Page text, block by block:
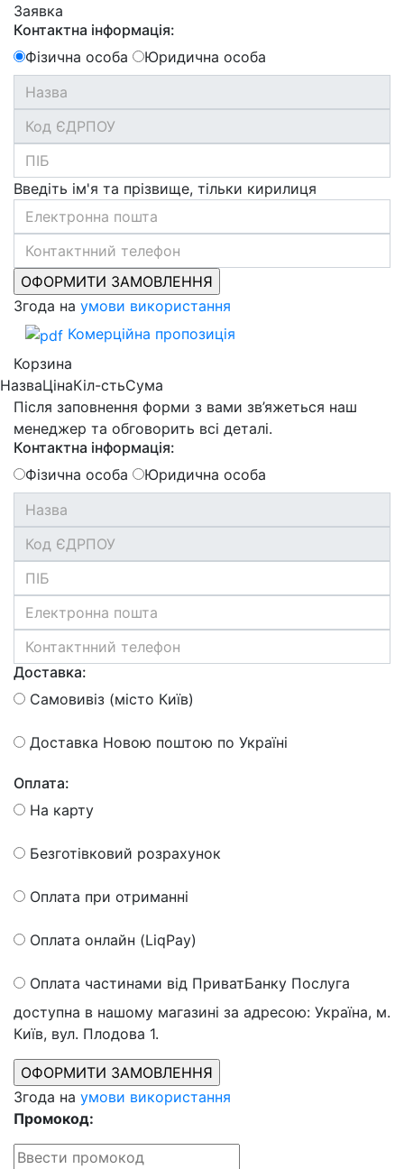
Заявка
Контактна інформація:
Фізична особа
Юридична особа
Введіть ім'я та прізвище, тільки кирилиця
Згода на умови використання
Комерційна пропозиція
Корзина
НазваЦінаКіл-стьСума
Після заповнення форми з вами зв’яжеться наш
менеджер та обговорить всі деталі.
Контактна інформація:
Фізична особа
Юридична особа
Доставка:
Самовивіз (місто Київ)
Доставка Новою поштою по Україні
Оплата:
На карту
Безготівковий розрахунок
Оплата при отриманні
Оплата онлайн (LiqPay)
Оплата частинами від ПриватБанку Послуга
доступна в нашому магазині за адресою: Україна, м.
Київ, вул. Плодова 1.
Згода на умови використання
Промокод: